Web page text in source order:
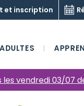
et inscription
vendredi 03/07